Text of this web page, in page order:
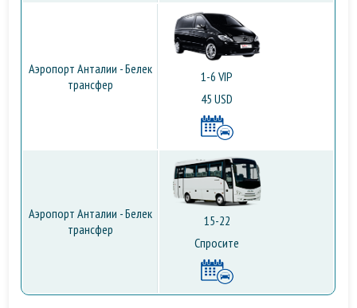
Аэропорт Анталии - Белек
трансфер
1-6 VIP
45 USD
Аэропорт Анталии - Белек
трансфер
15-22
Спросите